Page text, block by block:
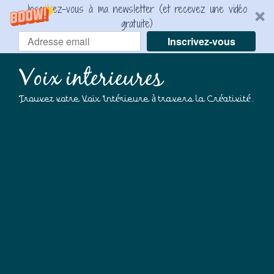
Inscrivez-vous à ma newsletter (et recevez une vidéo
gratuite)
Inscrivez-vous
Voix interieures
Trouvez votre Voix Intérieure à travers la Créativité.